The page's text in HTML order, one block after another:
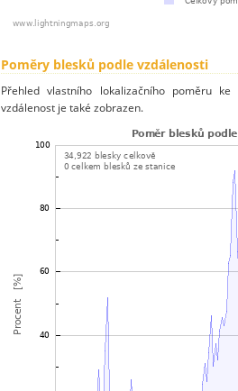
Poměry blesků podle vzdálenosti
Přehled vlastního lokalizačního poměru
vzdálenost je také zobrazen.